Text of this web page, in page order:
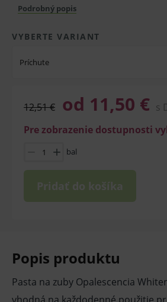
Podrobný popis
VYBERTE VARIANT
Príchute
12,51 € od 11,50 € s
Pre zobrazenie dostupnosti
bal
Pridať do košíka
Popis produktu
Pasta na zuby Opalescencia